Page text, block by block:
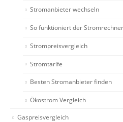
Stromanbieter wechseln
So funktioniert der Stromrechner
Strompreisvergleich
Stromtarife
Besten Stromanbieter finden
Ökostrom Vergleich
Gaspreisvergleich